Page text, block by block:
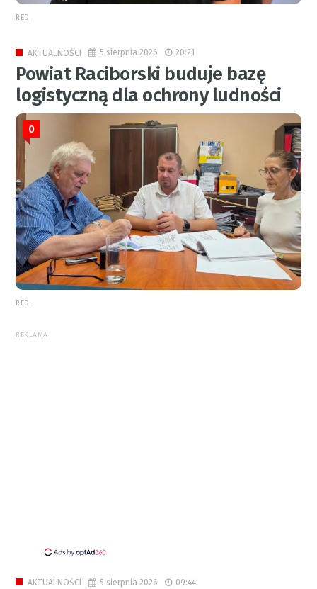
RED.
AKTUALNOŚCI 5 sierpnia 2026 20:21
Powiat Raciborski buduje bazę
logistyczną dla ochrony ludności
0
RED.
REKLAMA
AKTUALNOŚCI 5 sierpnia 2026 09:44